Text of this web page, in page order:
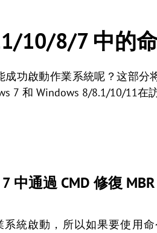
10/8/7 中的
成功啟動作業系統呢？这部
7 和 Windows 8/8.1/10/11
中通過 CMD 修復 MBR
統啟動，所以如果要使用